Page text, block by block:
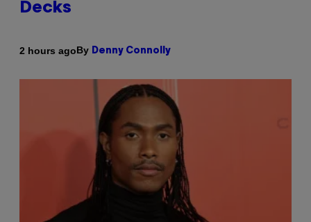
Decks
2 hours agoBy Denny Connolly